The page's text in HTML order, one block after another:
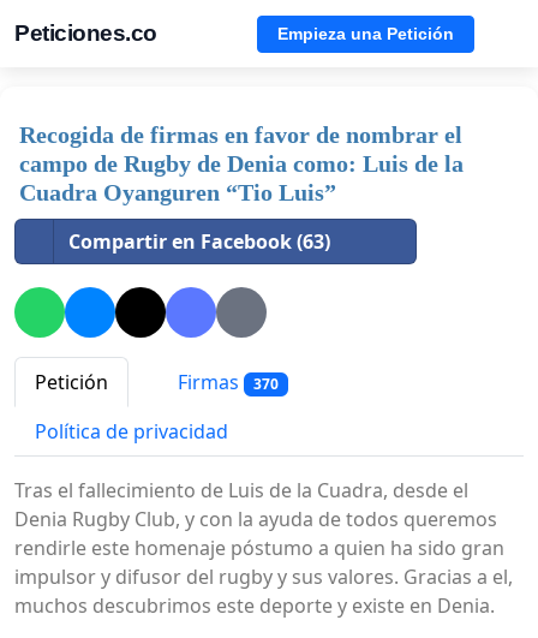
Peticiones.co Empieza una Petición
Recogida de firmas en favor de nombrar el
campo de Rugby de Denia como: Luis de la
Cuadra Oyanguren “Tio Luis”
Compartir en Facebook (63)
Petición Firmas 370
Política de privacidad
Tras el fallecimiento de Luis de la Cuadra, desde el
Denia Rugby Club, y con la ayuda de todos queremos
rendirle este homenaje póstumo a quien ha sido gran
impulsor y difusor del rugby y sus valores. Gracias a el,
muchos descubrimos este deporte y existe en Denia.